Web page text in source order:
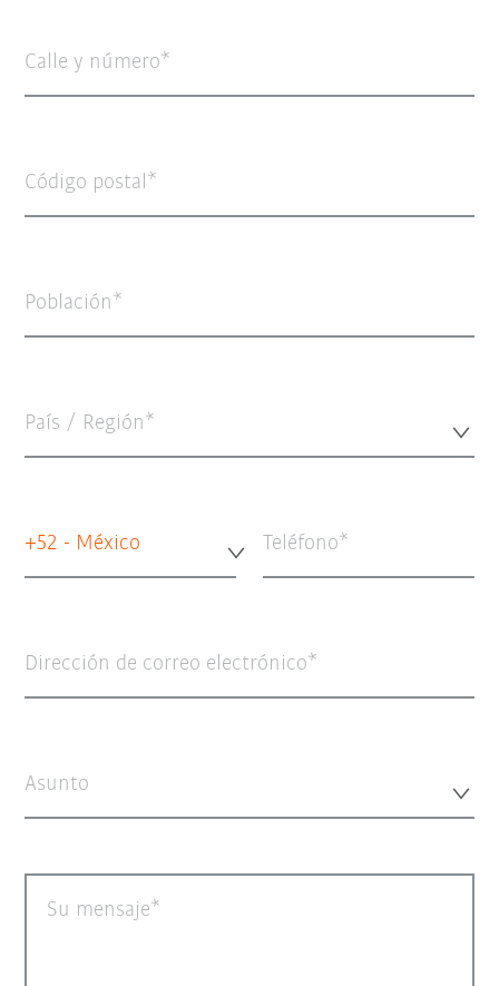
Calle y número
Código postal
Población
País / Región*
+52 - México Teléfono
Dirección de correo electrónico
Asunto
Su mensaje